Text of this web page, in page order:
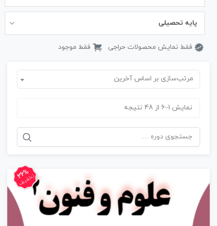
پایه تحصیلی
فقط نمایش محصولات حراجی فقط موجود
مرتب‌سازی بر اساس آخرین
نمایش 1–6 از 48 نتیجه
جستجو
برای:
26%
تخفیف